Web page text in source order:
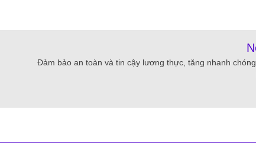
Đảm bảo an toàn và tin cậy lương thực, tăng nhanh